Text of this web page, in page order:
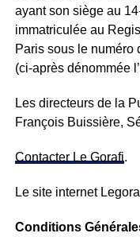
ayant son siège au
immatriculée au
Paris sous le numéro
(ci-après dénommée
Les directeurs de la
François Buissière,
Contacter Le Gorafi.
Le site internet
Conditions